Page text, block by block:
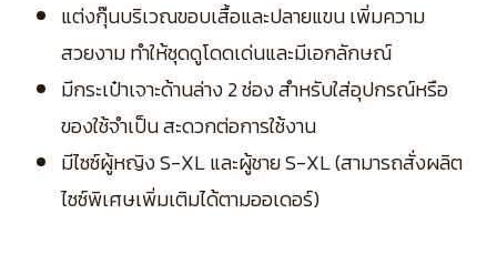
แต่งกุ๊นบริเวณขอบเสื้อและปลายแขน เพิ่มความ
สวยงาม ทำให้ชุดดูโดดเด่นและมีเอกลักษณ์
มีกระเป๋าเจาะด้านล่าง 2 ช่อง สำหรับใส่อุปกรณ์หรือ
ของใช้จำเป็น สะดวกต่อการใช้งาน
มีไซซ์ผู้หญิง S-XL และผู้ชาย S-XL (สามารถสั่งผลิต
ไซซ์พิเศษเพิ่มเติมได้ตามออเดอร์)